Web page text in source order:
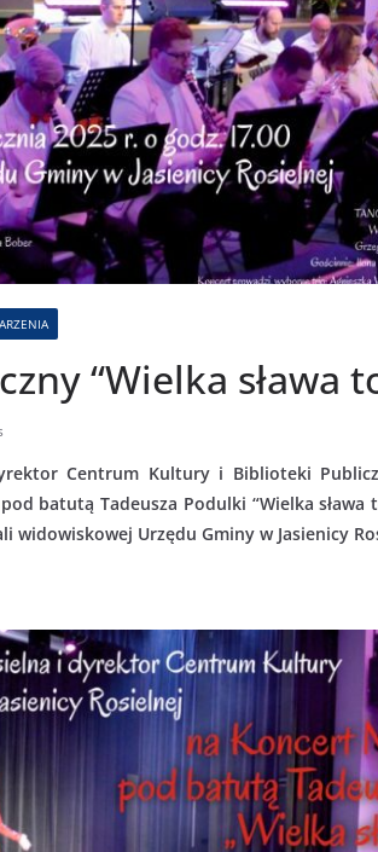
“Wielka sława
Centrum Kultury i Biblioteki
batutą Tadeusza Podulki “Wielka
widowiskowej Urzędu Gminy w Jasienicy